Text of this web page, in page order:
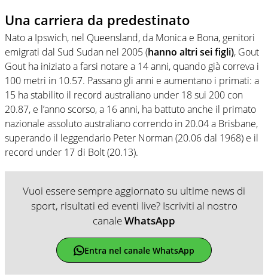
Una carriera da predestinato
Nato a Ipswich, nel Queensland, da Monica e Bona, genitori
emigrati dal Sud Sudan nel 2005 (hanno altri sei figli), Gout
Gout ha iniziato a farsi notare a 14 anni, quando già correva i
100 metri in 10.57. Passano gli anni e aumentano i primati: a
15 ha stabilito il record australiano under 18 sui 200 con
20.87, e l’anno scorso, a 16 anni, ha battuto anche il primato
nazionale assoluto australiano correndo in 20.04 a Brisbane,
superando il leggendario Peter Norman (20.06 dal 1968) e il
record under 17 di Bolt (20.13).
Vuoi essere sempre aggiornato su ultime news di
sport, risultati ed eventi live? Iscriviti al nostro
canaleWhatsApp
Entra nel canale WhatsApp